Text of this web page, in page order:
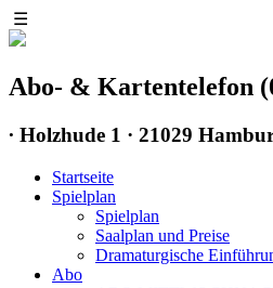
☰
Abo- & Kartentelefon
∙ Holzhude 1 · 21029
Startseite
Spielplan
Spielplan
Saalplan und Preise
Dramaturgische
Abo